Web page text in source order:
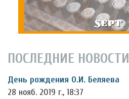
ПОСЛЕДНИЕ НОВОСТИ
День рождения О.И. Беляева
28 нояб. 2019 г., 18:37